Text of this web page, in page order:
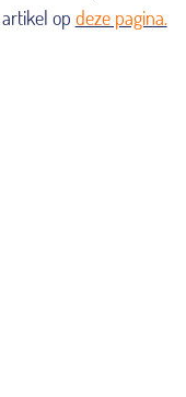
op deze pagina.